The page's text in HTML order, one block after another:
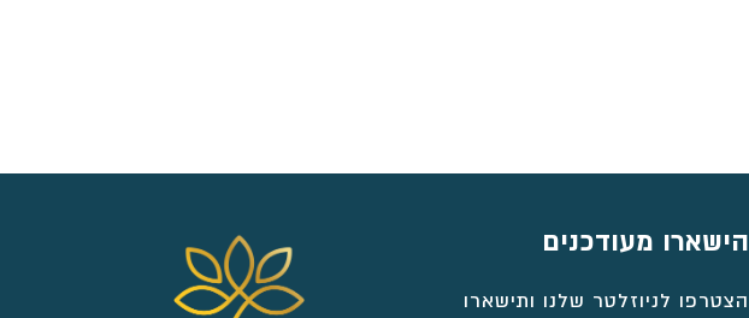
הישארו מעודכנים
הצטרפו לניוזלטר שלנו ותישארו